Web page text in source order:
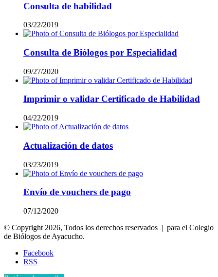
Consulta de habilidad
03/22/2019
Consulta de Biólogos por Especialidad
09/27/2020
Imprimir o validar Certificado de Habilidad
04/22/2019
Actualización de datos
03/23/2019
Envío de vouchers de pago
07/12/2020
© Copyright 2026, Todos los derechos reservados | para el Colegio
de Biólogos de Ayacucho.
Facebook
RSS